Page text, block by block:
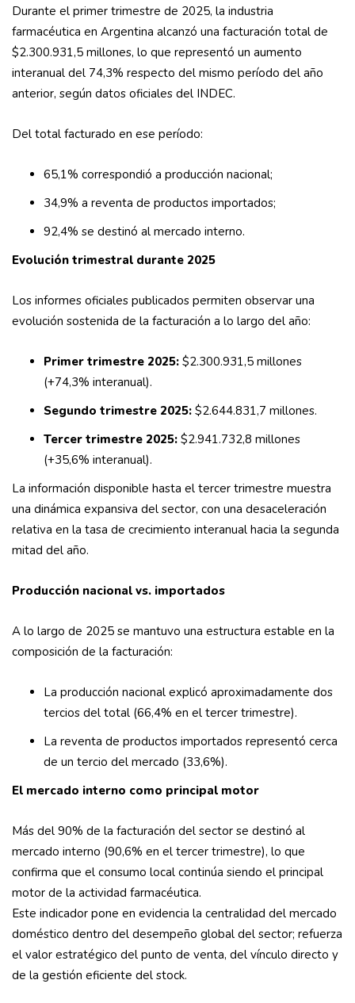
Durante el primer trimestre de 2025, la industria
farmacéutica en Argentina alcanzó una facturación total de
$2.300.931,5 millones, lo que representó un aumento
interanual del 74,3% respecto del mismo período del año
anterior, según datos oficiales del INDEC.
Del total facturado en ese período:
65,1% correspondió a producción nacional;
34,9% a reventa de productos importados;
92,4% se destinó al mercado interno.
Evolución trimestral durante 2025
Los informes oficiales publicados permiten observar una
evolución sostenida de la facturación a lo largo del año:
Primer trimestre 2025: $2.300.931,5 millones
(+74,3% interanual).
Segundo trimestre 2025: $2.644.831,7 millones.
Tercer trimestre 2025: $2.941.732,8 millones
(+35,6% interanual).
La información disponible hasta el tercer trimestre muestra
una dinámica expansiva del sector, con una desaceleración
relativa en la tasa de crecimiento interanual hacia la segunda
mitad del año.
Producción nacional vs. importados
A lo largo de 2025 se mantuvo una estructura estable en la
composición de la facturación:
La producción nacional explicó aproximadamente dos
tercios del total (66,4% en el tercer trimestre).
La reventa de productos importados representó cerca
de un tercio del mercado (33,6%).
El mercado interno como principal motor
Más del 90% de la facturación del sector se destinó al
mercado interno (90,6% en el tercer trimestre), lo que
confirma que el consumo local continúa siendo el principal
motor de la actividad farmacéutica.
Este indicador pone en evidencia la centralidad del mercado
doméstico dentro del desempeño global del sector; refuerza
el valor estratégico del punto de venta, del vínculo directo y
de la gestión eficiente del stock.